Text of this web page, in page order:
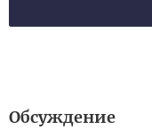
Обсуждение